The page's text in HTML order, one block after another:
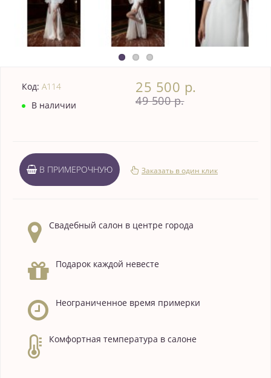
Код: A114
В наличии
25 500 р.
49 500 р.
В ПРИМЕРОЧНУЮ Заказать в один клик
Свадебный салон в центре города
Подарок каждой невесте
Неограниченное время примерки
Комфортная температура в салоне